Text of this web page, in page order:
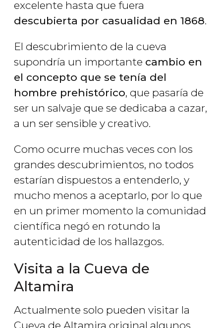
excelente hasta que fuera
descubierta por casualidad en 1868.
El descubrimiento de la cueva
supondría un importante cambio en
el concepto que se tenía del
hombre prehistórico, que pasaría de
ser un salvaje que se dedicaba a cazar,
a un ser sensible y creativo.
Como ocurre muchas veces con los
grandes descubrimientos, no todos
estarían dispuestos a entenderlo, y
mucho menos a aceptarlo, por lo que
en un primer momento la comunidad
científica negó en rotundo la
autenticidad de los hallazgos.
Visita a la Cueva de
Altamira
Actualmente solo pueden visitar la
Cueva de Altamira original algunos